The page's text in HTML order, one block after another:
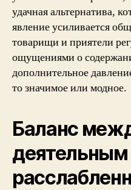
удачная альтернатива,
явление усиливается
товарищи и приятели
ощущениями о
дополнительное
то значимое или модное.
Баланс
деятельным